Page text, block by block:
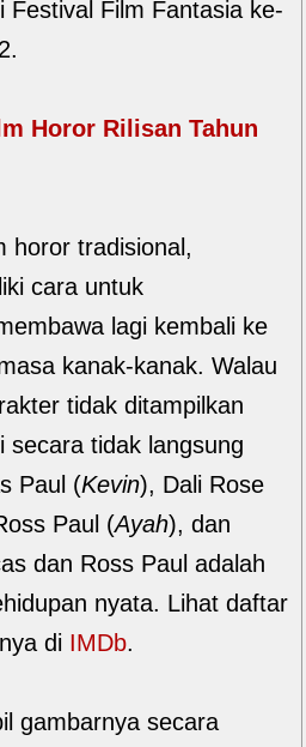
Festival Film Fantasia ke-
Horor Rilisan Tahun
horor tradisional,
cara untuk
lagi kembali ke
kanak-kanak. Walau
tidak ditampilkan
secara tidak langsung
Paul (Kevin), Dali Rose
Paul (Ayah), dan
dan Ross Paul adalah
nyata. Lihat daftar
di IMDb.
gambarnya secara